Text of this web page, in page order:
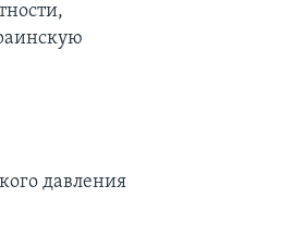
давления